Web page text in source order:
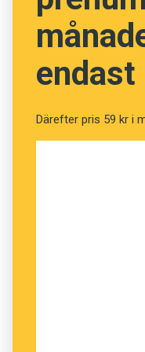
innan
möter han
minst – deras sätt
endast
Därefter pris 59 kr i